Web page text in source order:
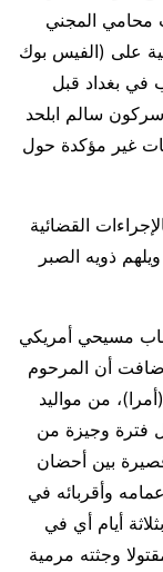
محامي المجني
على (الفيس بوك
في بغداد قبل
سالم ابلحد
غير مؤكدة حول
القضائية
ذويه الصبر
مسيحي أمريكي
أن المرحوم
من مواليد
فترة وجيزة من
بين أحضان
وأقربائه في
أيام أي في
٢٠٢٣ حيث وجد مقتولا وجثته مرمية